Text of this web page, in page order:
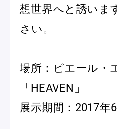
想世界へと誘いま
さい。
場所：ピエール・
「HEAVEN」
展示期間：2017